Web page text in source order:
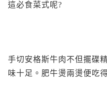
這必食菜式呢?
手切安格斯牛肉不但擺碟
味十足。肥牛燙兩燙便吃